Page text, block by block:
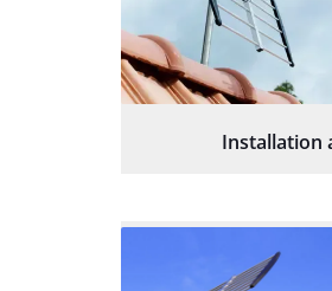
Installation